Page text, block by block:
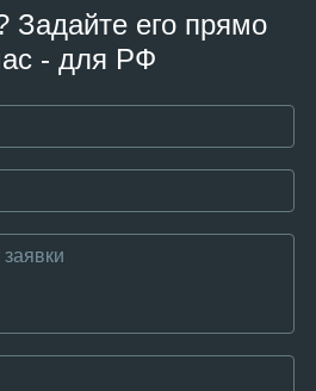
Задайте его прямо
- для РФ